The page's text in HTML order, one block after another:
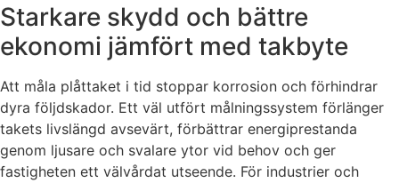
Starkare skydd och bättre
ekonomi jämfört med takbyte
Att måla plåttaket i tid stoppar korrosion och förhindrar
dyra följdskador. Ett väl utfört målningssystem förlänger
takets livslängd avsevärt, förbättrar energiprestanda
genom ljusare och svalare ytor vid behov och ger
fastigheten ett välvårdat utseende. För industrier och